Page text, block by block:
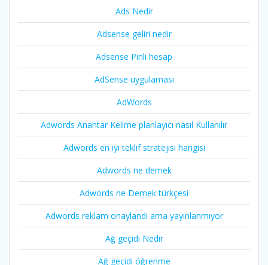
Ads Nedir
Adsense geliri nedir
Adsense Pinli hesap
AdSense uygulaması
AdWords
Adwords Anahtar Kelime planlayıcı nasıl Kullanılır
Adwords en iyi teklif stratejisi hangisi
Adwords ne demek
Adwords ne Demek türkçesi
Adwords reklam onaylandi ama yayınlanmıyor
Ağ geçidi Nedir
Ağ geçidi öğrenme